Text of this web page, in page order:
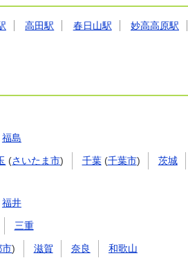
高田駅 春日山駅
妙高高原駅
福島
(さいたま市) 千葉(千葉市)
茨城
福井
三重
市) 滋賀 奈良 和歌山